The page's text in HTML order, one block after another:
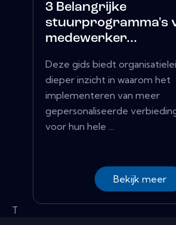
3 Belangrijke
stuurprogramma's
medewerker...
Deze gids biedt
dieper inzicht in waarom het
implementeren van meer
gepersonaliseerde
voor hun hele ...
Bekijk meer
T